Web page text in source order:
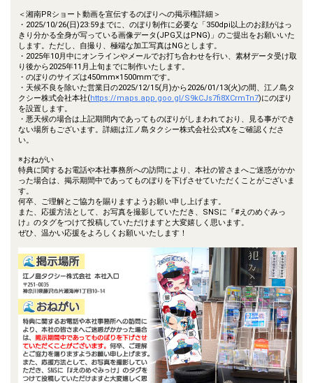
＜湘南PRショート動画を宣伝するのぼりへの掲示権詳細＞
・2025/10/26(日)23:59までに、のぼり制作に必要な「350dpi以上のお顔がはっ
きり分かる全身が写っている画像データ(JPG又はPNG)」のご提出をお願いいた
します。ただし、自撮り、極端な加工写真はNGとします。
・2025年10月中にオンラインやメールでお打ち合わせを行い、素材データ受け取
り後から2025年11月上旬までに制作いたします。
・のぼりのサイズは450mm×1500mmです。
・天候不良を除いた営業日の2025/12/15(月)から2026/01/13(火)の間、江ノ島タ
クシー株式会社本社(https://maps.app.goo.gl/S9kCJs7fi8XCrmTn7)にのぼり
を設置します。
・悪天候の場合は上記期間内であってものぼりがしまわれており、見る事ができ
ない場所もございます。詳細は江ノ島タクシー株式会社公式Xをご確認くださ
い。
※おねがい
特典に関するお電話や本社事務所への訪問により、本社の皆さまへご迷惑がかか
った場合は、掲示期間中であってものぼりを下げさせていただくことがございま
す。
何卒、ご理解とご協力を賜りますようお願い申し上げます。
また、応援方法として、お写真を撮影していただき、SNSに『#えのめぐみっ
け』のタグをつけて投稿していただけますと大変嬉しく思います。
ぜひ、温かい応援をよろしくお願いいたします！